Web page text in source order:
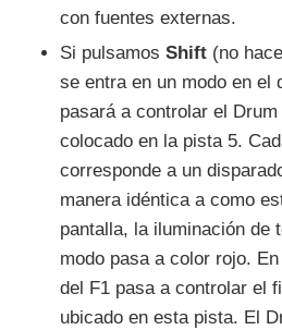
con fuentes externas.
Si pulsamos Shift (no
se entra en un modo en el
pasará a controlar el
colocado en la pista 5.
corresponde a un
manera idéntica a como
pantalla, la iluminación de
modo pasa a color rojo.
del F1 pasa a controlar el
ubicado en esta pista. El